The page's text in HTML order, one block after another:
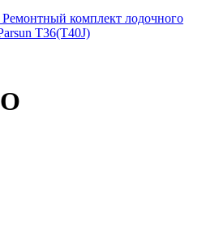
Ремонтный комплект лодочного
T36(T40J)